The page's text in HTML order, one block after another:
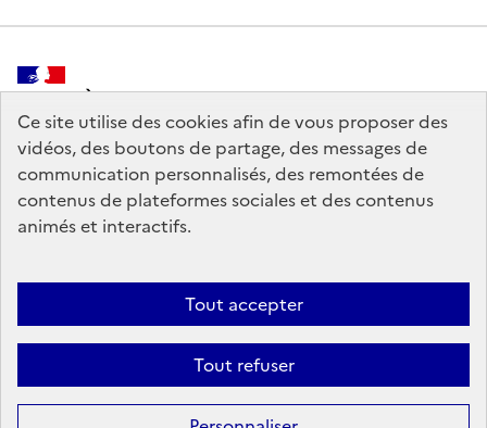
Ce site utilise des cookies afin de vous proposer des
vidéos, des boutons de partage, des messages de
communication personnalisés, des remontées de
contenus de plateformes sociales et des contenus
animés et interactifs.
Tout accepter
Tout refuser
MINISTÈRE
DE LA CULTURE
legifrance.gouv.fr
service-public.gouv.fr
data.gouv.fr
Sauf mention contraire, tous les contenus de ce site sont sous